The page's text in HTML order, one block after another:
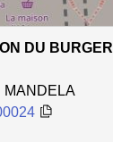
DU
MANDELA